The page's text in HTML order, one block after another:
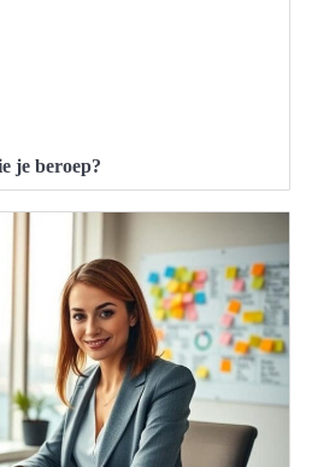
je beroep?